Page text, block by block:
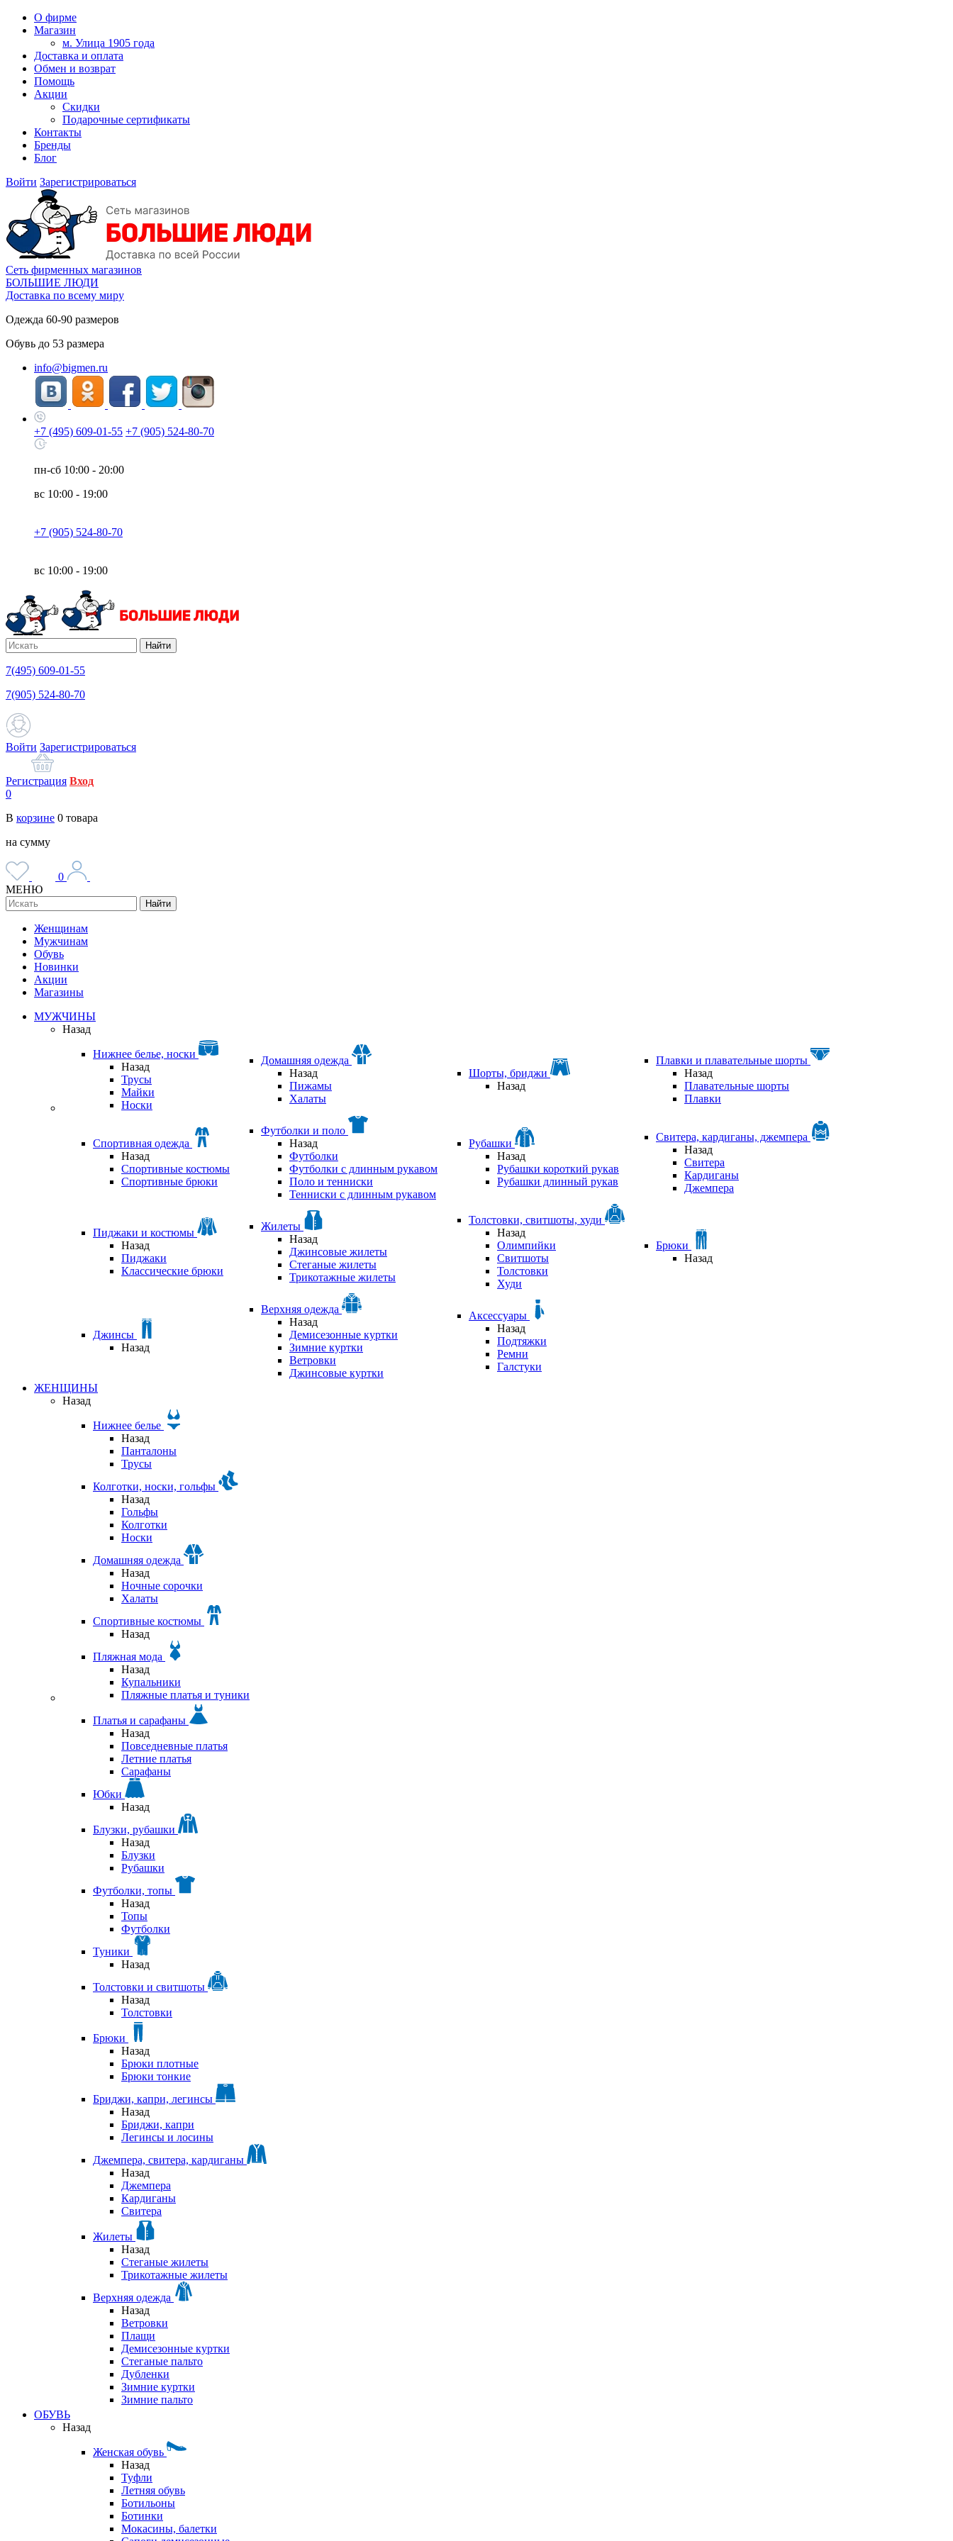
О фирме
Магазин
м. Улица 1905 года
Доставка и оплата
Обмен и возврат
Помощь
Акции
Скидки
Подарочные сертификаты
Контакты
Бренды
Блог
Войти Зарегистрироваться
Сеть фирменных магазинов
БОЛЬШИЕ ЛЮДИ
Доставка по всему миру
Одежда 60-90 размеров
Обувь до 53 размера
info@bigmen.ru
+7 (495) 609-01-55 +7 (905) 524-80-70
пн-сб 10:00 - 20:00
вс 10:00 - 19:00
+7 (905) 524-80-70
вс 10:00 - 19:00
Найти
7(495) 609-01-55
7(905) 524-80-70
Войти Зарегистрироваться
Регистрация Вход
0
В корзине 0 товара
на сумму
0
МЕНЮ
Найти
Женщинам
Мужчинам
Обувь
Новинки
Акции
Магазины
МУЖЧИНЫ
Назад
Нижнее белье, носки
Назад
Трусы
Майки
Носки
Домашняя одежда
Назад
Пижамы
Халаты
Шорты, бриджи
Назад
Плавки и плавательные шорты
Назад
Плавательные шорты
Плавки
Спортивная одежда
Назад
Спортивные костюмы
Спортивные брюки
Футболки и поло
Назад
Футболки
Футболки с длинным рукавом
Поло и тенниски
Тенниски с длинным рукавом
Рубашки
Назад
Рубашки короткий рукав
Рубашки длинный рукав
Свитера, кардиганы, джемпера
Назад
Свитера
Кардиганы
Джемпера
Пиджаки и костюмы
Назад
Пиджаки
Классические брюки
Жилеты
Назад
Джинсовые жилеты
Стеганые жилеты
Трикотажные жилеты
Толстовки, свитшоты, худи
Назад
Олимпийки
Свитшоты
Толстовки
Худи
Брюки
Назад
Джинсы
Назад
Верхняя одежда
Назад
Демисезонные куртки
Зимние куртки
Ветровки
Джинсовые куртки
Аксессуары
Назад
Подтяжки
Ремни
Галстуки
ЖЕНЩИНЫ
Назад
Нижнее белье
Назад
Панталоны
Трусы
Колготки, носки, гольфы
Назад
Гольфы
Колготки
Носки
Домашняя одежда
Назад
Ночные сорочки
Халаты
Спортивные костюмы
Назад
Пляжная мода
Назад
Купальники
Пляжные платья и туники
Платья и сарафаны
Назад
Повседневные платья
Летние платья
Сарафаны
Юбки
Назад
Блузки, рубашки
Назад
Блузки
Рубашки
Футболки, топы
Назад
Топы
Футболки
Туники
Назад
Толстовки и свитшоты
Назад
Толстовки
Брюки
Назад
Брюки плотные
Брюки тонкие
Бриджи, капри, легинсы
Назад
Бриджи, капри
Легинсы и лосины
Джемпера, свитера, кардиганы
Назад
Джемпера
Кардиганы
Свитера
Жилеты
Назад
Стеганые жилеты
Трикотажные жилеты
Верхняя одежда
Назад
Ветровки
Плащи
Демисезонные куртки
Стеганые пальто
Дубленки
Зимние куртки
Зимние пальто
ОБУВЬ
Назад
Женская обувь
Назад
Туфли
Летняя обувь
Ботильоны
Ботинки
Мокасины, балетки